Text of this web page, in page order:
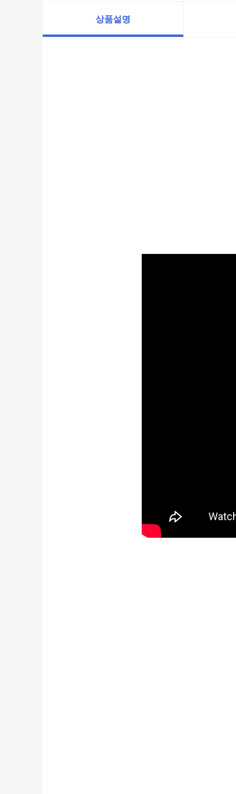
상품설명